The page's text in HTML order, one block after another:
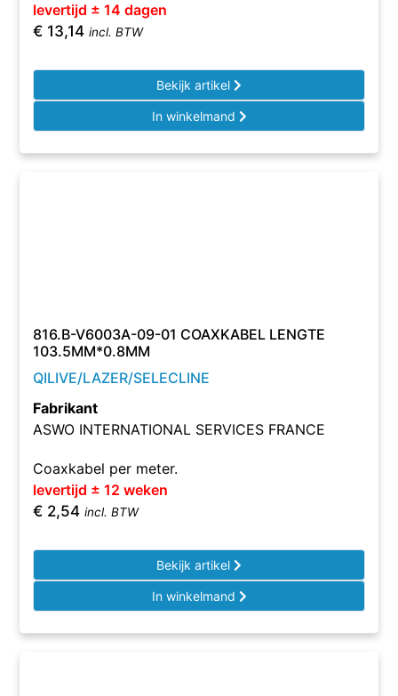
levertijd ± 14 dagen
€ 13,14 incl. BTW
Bekijk artikel
In winkelmand
816.B-V6003A-09-01 COAXKABEL LENGTE
103.5MM*0.8MM
QILIVE/LAZER/SELECLINE
Fabrikant
ASWO INTERNATIONAL SERVICES FRANCE
Coaxkabel per meter.
levertijd ± 12 weken
€ 2,54 incl. BTW
Bekijk artikel
In winkelmand